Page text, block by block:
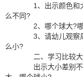
1、出示颜色和大
么不同?
2、哪个球大?哪
3、请幼儿观察周
么小?
二、学习比较大
出示大小差别不